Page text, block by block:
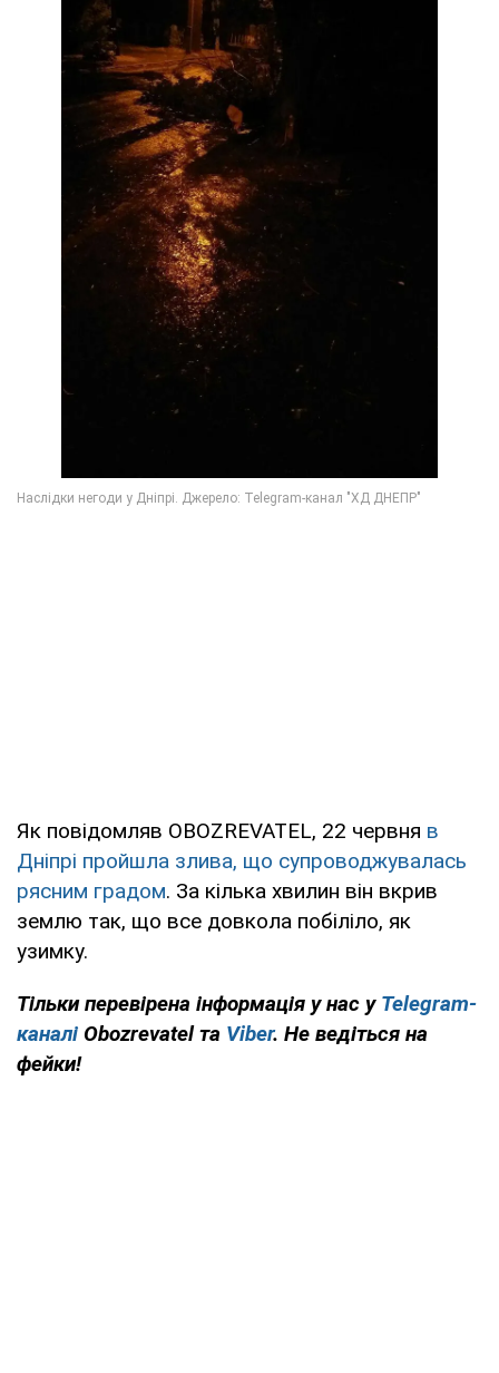
Як повідомляв OBOZREVATEL, 22 червня в
Дніпрі пройшла злива, що супроводжувалась
рясним градом. За кілька хвилин він вкрив
землю так, що все довкола побіліло, як
узимку.
Тільки перевірена інформація у нас у Telegram-
каналі Obozrevatel та Viber. Не ведіться на
фейки!